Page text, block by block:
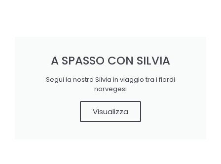
A SPASSO CON SILVIA
Segui la nostra Silvia in viaggio tra i fiordi
norvegesi
Visualizza